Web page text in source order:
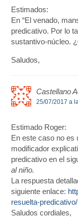
Estimados:
En “El venado,
predicativo. Por lo
sustantivo-núcleo.
Saludos,
Castellano
25/07/2017 a
Estimado Roger:
En este caso no es
modificador
predicativo en el
al niño.
La respuesta
siguiente enlace:
resuelta-predicativo/
Saludos cordiales,